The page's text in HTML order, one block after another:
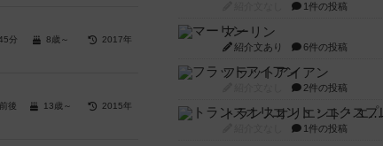
分 8歳～ 2017年
後 13歳～ 2015年
1件の投稿
マーリン
紹介文あり 6件の投稿
フラットアイアン
2件の投稿
トランスオリエント・エクスプレス
1件の投稿